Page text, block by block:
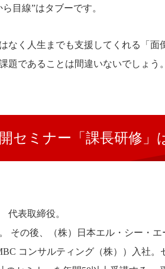
目線”はタブーです。
なく人生までも支援してくれる「
題であることは間違いないでしょう。
セミナー「課長研修」
表取締役。
その後、（株）日本エル・シー
コンサルティング（株））入社